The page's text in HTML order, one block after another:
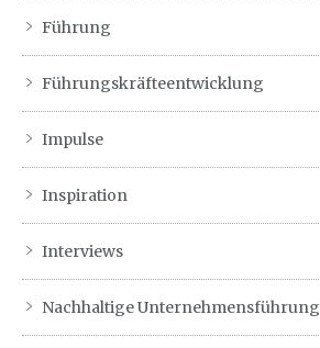
Führung
Führungskräfteentwicklung
Impulse
Inspiration
Interviews
Nachhaltige Unternehmensführung